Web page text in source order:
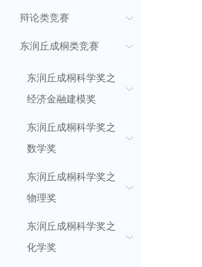
辩论类竞赛
东润丘成桐类竞赛
东润丘成桐科学奖之
经济金融建模奖
东润丘成桐科学奖之
数学奖
东润丘成桐科学奖之
物理奖
东润丘成桐科学奖之
化学奖